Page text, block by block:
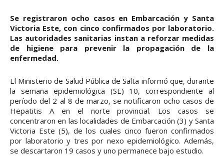
Se registraron ocho casos en Embarcación y Santa
Victoria Este, con cinco confirmados por laboratorio.
Las autoridades sanitarias instan a reforzar medidas
de higiene para prevenir la propagación de la
enfermedad.
El Ministerio de Salud Pública de Salta informó que, durante
la semana epidemiológica (SE) 10, correspondiente al
período del 2 al 8 de marzo, se notificaron ocho casos de
Hepatitis A en el norte provincial. Los casos se
concentraron en las localidades de Embarcación (3) y Santa
Victoria Este (5), de los cuales cinco fueron confirmados
por laboratorio y tres por nexo epidemiológico. Además,
se descartaron 19 casos y uno permanece bajo estudio.